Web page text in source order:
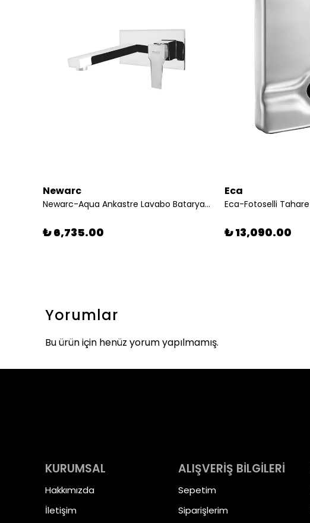
Newarc
Newarc-Aqua Ankastre Lavabo Bataryası
₺ 6,735.00
Eca
₺ 13,090.00
Yorumlar
Bu ürün için henüz yorum yapılmamış.
KURUMSAL
Hakkımızda
İletişim
ALIŞVERİŞ BİLGİLERİ
Sepetim
Siparişlerim